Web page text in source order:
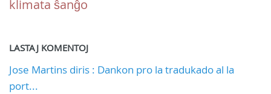
klimata ŝanĝo
LASTAJ KOMENTOJ
Jose Martins diris : Dankon pro la tradukado al la
port...